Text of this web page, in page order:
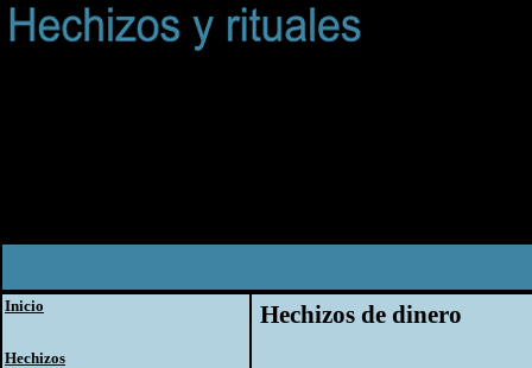
Inicio
Hechizos
Hechizos de dinero